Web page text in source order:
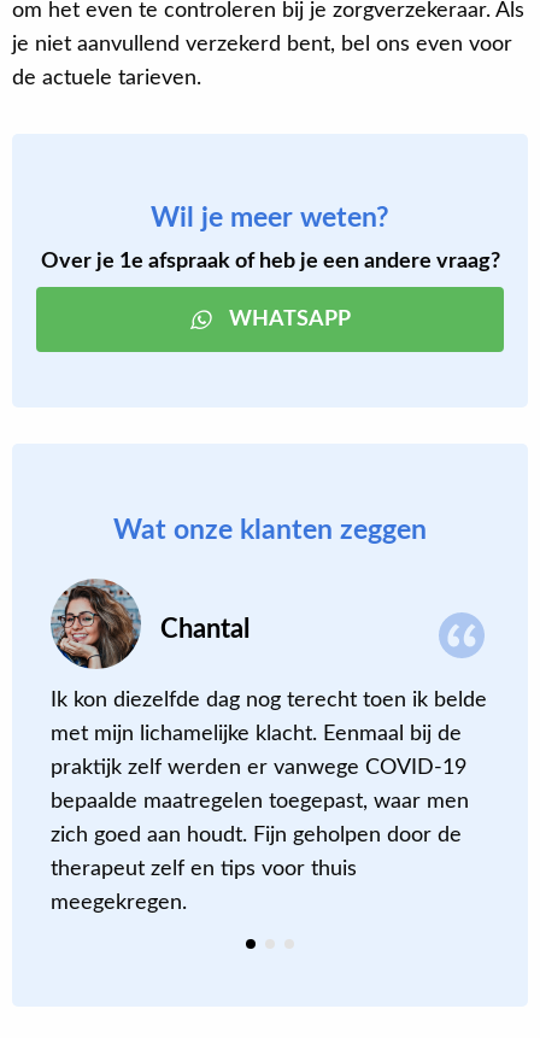
om het even te controleren bij je zorgverzekeraar. Als
je niet aanvullend verzekerd bent, bel ons even voor
de actuele tarieven.
Wil je meer weten?
Over je 1e afspraak of heb je een andere vraag?
WHATSAPP
Wat onze klanten zeggen
Chantal
Ik kon diezelfde dag nog terecht toen ik belde
met mijn lichamelijke klacht. Eenmaal bij de
praktijk zelf werden er vanwege COVID-19
bepaalde maatregelen toegepast, waar men
zich goed aan houdt. Fijn geholpen door de
therapeut zelf en tips voor thuis
meegekregen.